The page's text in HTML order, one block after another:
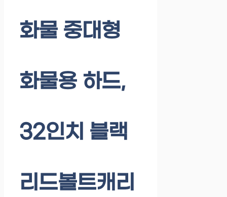
화물 중대형
화물용 하드,
32인치 블랙
리드볼트캐리